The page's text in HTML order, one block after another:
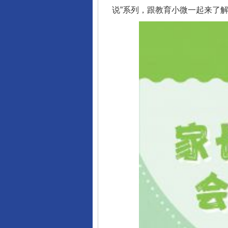
说”系列，跟教育小微一起来